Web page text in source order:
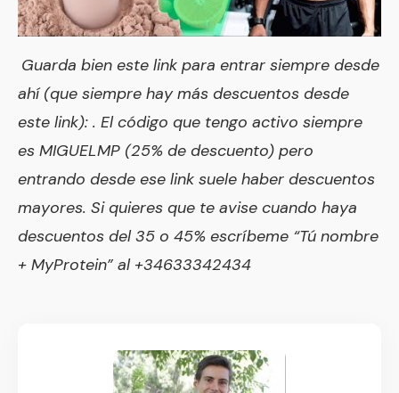
Guarda bien este link para entrar siempre desde
ahí (que siempre hay más descuentos desde
este link): . El código que tengo activo siempre
es MIGUELMP (25% de descuento) pero
entrando desde ese link suele haber descuentos
mayores. Si quieres que te avise cuando haya
descuentos del 35 o 45% escríbeme “Tú nombre
+ MyProtein” al +34633342434